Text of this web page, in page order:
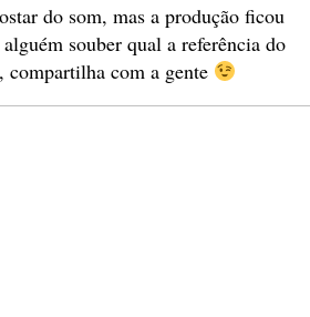
do som, mas a produção ficou
souber qual a referência do
com a gente